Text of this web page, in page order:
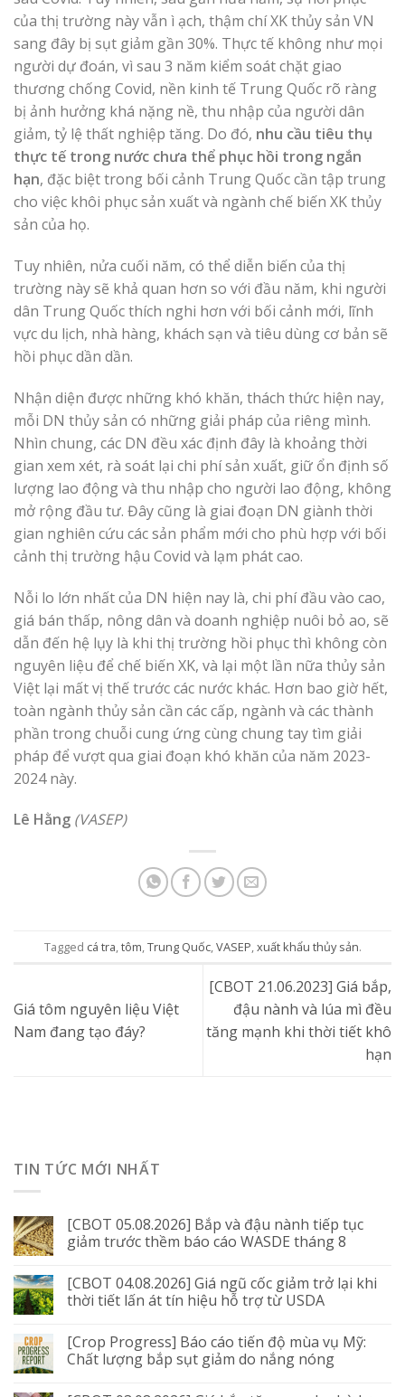
của thị trường này vẫn ì ạch, thậm chí XK thủy sản VN
sang đây bị sụt giảm gần 30%. Thực tế không như mọi
người dự đoán, vì sau 3 năm kiểm soát chặt giao
thương chống Covid, nền kinh tế Trung Quốc rõ ràng
bị ảnh hưởng khá nặng nề, thu nhập của người dân
giảm, tỷ lệ thất nghiệp tăng. Do đó, nhu cầu tiêu thụ
thực tế trong nước chưa thể phục hồi trong ngắn
hạn, đặc biệt trong bối cảnh Trung Quốc cần tập trung
cho việc khôi phục sản xuất và ngành chế biến XK thủy
sản của họ.
Tuy nhiên, nửa cuối năm, có thể diễn biến của thị
trường này sẽ khả quan hơn so với đầu năm, khi người
dân Trung Quốc thích nghi hơn với bối cảnh mới, lĩnh
vực du lịch, nhà hàng, khách sạn và tiêu dùng cơ bản sẽ
hồi phục dần dần.
Nhận diện được những khó khăn, thách thức hiện nay,
mỗi DN thủy sản có những giải pháp của riêng mình.
Nhìn chung, các DN đều xác định đây là khoảng thời
gian xem xét, rà soát lại chi phí sản xuất, giữ ổn định số
lượng lao động và thu nhập cho người lao động, không
mở rộng đầu tư. Đây cũng là giai đoạn DN giành thời
gian nghiên cứu các sản phẩm mới cho phù hợp với bối
cảnh thị trường hậu Covid và lạm phát cao.
Nỗi lo lớn nhất của DN hiện nay là, chi phí đầu vào cao,
giá bán thấp, nông dân và doanh nghiệp nuôi bỏ ao, sẽ
dẫn đến hệ lụy là khi thị trường hồi phục thì không còn
nguyên liệu để chế biến XK, và lại một lần nữa thủy sản
Việt lại mất vị thế trước các nước khác. Hơn bao giờ hết,
toàn ngành thủy sản cần các cấp, ngành và các thành
phần trong chuỗi cung ứng cùng chung tay tìm giải
pháp để vượt qua giai đoạn khó khăn của năm 2023-
2024 này.
Lê Hằng (VASEP)
Tagged cá tra,tôm,Trung Quốc,VASEP,xuất khẩu thủy sản.
Giá tôm nguyên liệu Việt
Nam đang tạo đáy?
[CBOT 21.06.2023] Giá bắp,
đậu nành và lúa mì đều
tăng mạnh khi thời tiết khô
hạn
TIN TỨC MỚI NHẤT
[CBOT 05.08.2026] Bắp và đậu nành tiếp tục
giảm trước thềm báo cáo WASDE tháng 8
[CBOT 04.08.2026] Giá ngũ cốc giảm trở lại khi
thời tiết lấn át tín hiệu hỗ trợ từ USDA
[Crop Progress] Báo cáo tiến độ mùa vụ Mỹ:
Chất lượng bắp sụt giảm do nắng nóng